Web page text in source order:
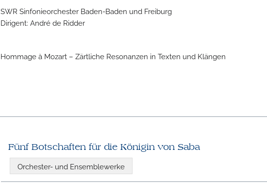
SWR Sinfonieorchester Baden-Baden und Freiburg
Dirigent: André de Ridder
Hommage à Mozart – Zärtliche Resonanzen in Texten und Klängen
Fünf Botschaften für die Königin von Saba
Orchester- und Ensemblewerke